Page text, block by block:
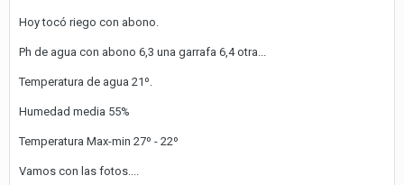
Hoy tocó riego con abono.
Ph de agua con abono 6,3 una garrafa 6,4 otra...
Temperatura de agua 21º.
Humedad media 55%
Temperatura Max-min 27º - 22º
Vamos con las fotos....